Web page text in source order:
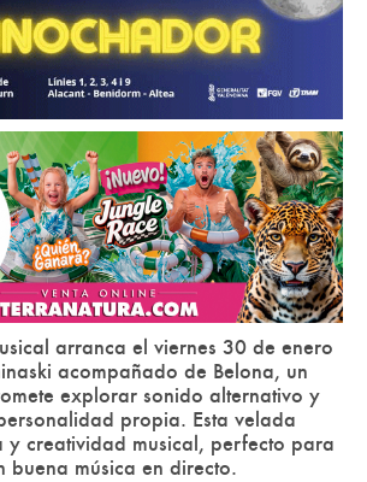
arranca el viernes 30 de enero
acompañado de Belona, un
explorar sonido alternativo y
propia. Esta velada
y creatividad musical, perfecto para
música en directo.